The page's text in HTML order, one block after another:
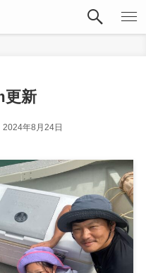
新
2024年8月24日